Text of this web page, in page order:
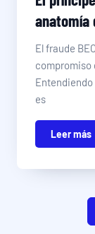
anatomía
El fraude
compromiso
es
Leer más